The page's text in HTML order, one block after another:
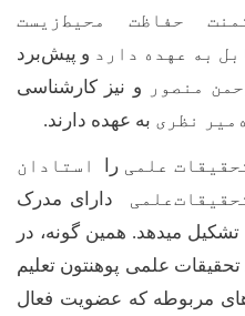
حفاظت محیط زیست
به عهده دارد و پیشبرد
منصور
و نیز کارشناسی
نظری به عهده دارند.
علمی را
استادان
علمی
دارای مدرک
تشکیل میدهد. همین گونه، در
تحقیقات علمی پوهنتون تعلیم
مربوطه که عضویت فعال